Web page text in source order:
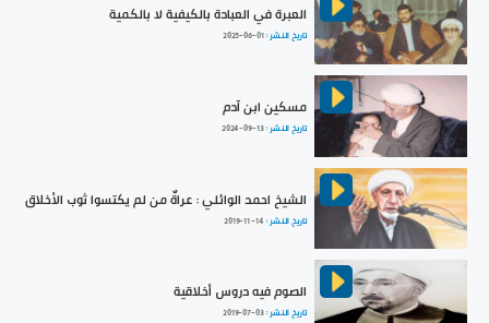
العبرة في العبادة بالكيفية لا بالكمية
تاريخ النشر :2025-06-01
مسكين ابن آدم
تاريخ النشر :2024-09-13
الشيخ احمد الوائلي : عراةٌ من لم يكتسوا ثوب الأخلاق
تاريخ النشر : 2019-11-14
الصوم فيه دروس أخلاقية
تاريخ النشر :2019-07-03